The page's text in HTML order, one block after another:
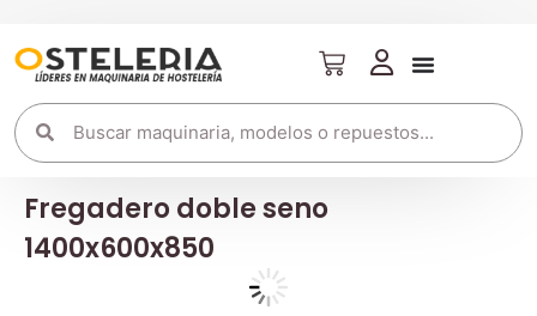
Fregadero doble seno
1400x600x850